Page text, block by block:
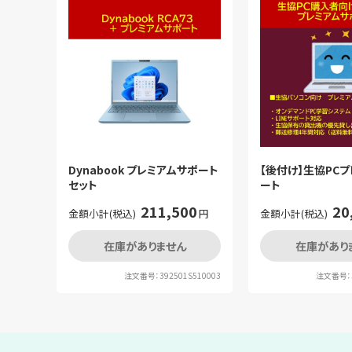
Dynabook プレミアムサポート
セット
金額小計(税込) 211,500円
在庫がありません
注文番号：392501S510003
【後付け】生協PC
ート
金額小計(税込)
在庫があり
注文番号